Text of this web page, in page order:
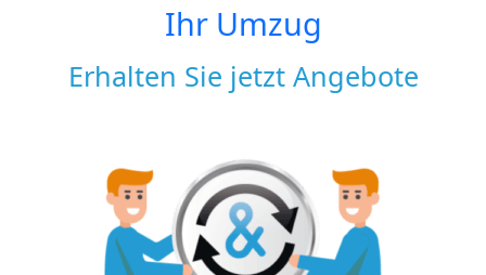
Ihr Umzug
Erhalten Sie jetzt Angebote